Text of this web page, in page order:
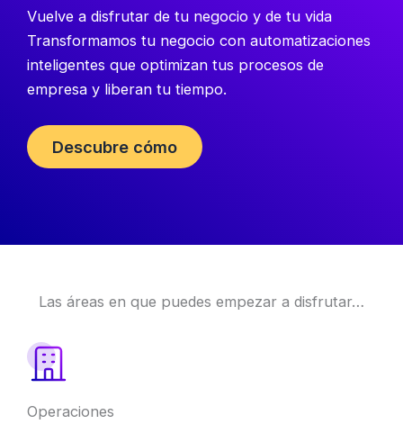
Vuelve a disfrutar de tu negocio y de tu vida
Transformamos tu negocio con automatizaciones
inteligentes que optimizan tus procesos de
empresa y liberan tu tiempo.
Descubre cómo
Las áreas en que puedes empezar a disfrutar…
Operaciones